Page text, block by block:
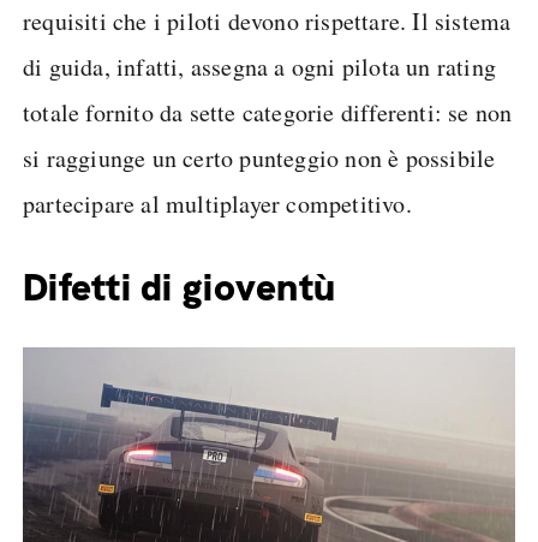
requisiti che i piloti devono rispettare. Il sistema
di guida, infatti, assegna a ogni pilota un rating
totale fornito da sette categorie differenti: se non
si raggiunge un certo punteggio non è possibile
partecipare al multiplayer competitivo.
Difetti di gioventù